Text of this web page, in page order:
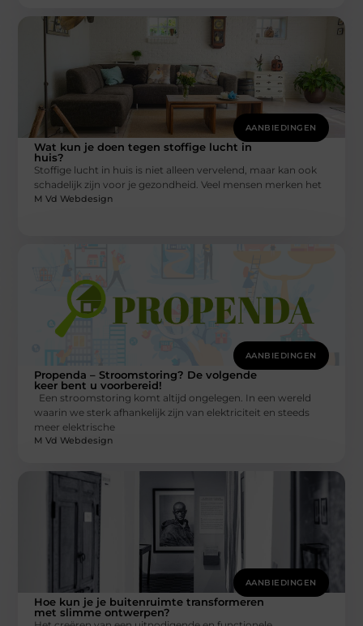
AANBIEDINGEN
Wat kun je doen tegen stoffige lucht in
huis?
Stoffige lucht in huis is niet alleen vervelend, maar kan ook
schadelijk zijn voor je gezondheid. Veel mensen merken het
M Vd Webdesign
AANBIEDINGEN
Propenda – Stroomstoring? De volgende
keer bent u voorbereid!
Een stroomstoring komt altijd ongelegen. In een wereld
waarin we sterk afhankelijk zijn van elektriciteit en steeds
meer elektrische
M Vd Webdesign
AANBIEDINGEN
Hoe kun je je buitenruimte transformeren
met slimme ontwerpen?